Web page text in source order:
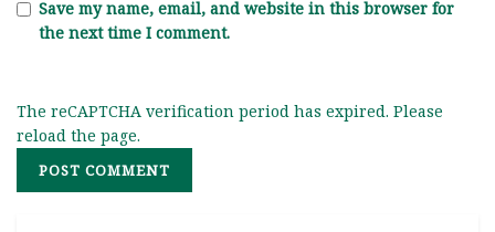
Save my name, email, and website in this browser for
the next time I comment.
The reCAPTCHA verification period has expired. Please
reload the page.